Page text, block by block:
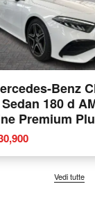
Benz
180 d
Premium
del 2023
Vedi tutte